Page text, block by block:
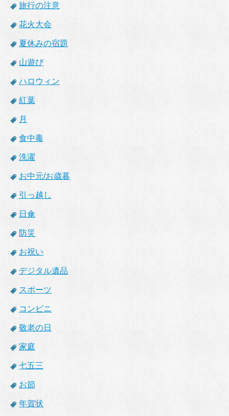
旅行の注意
花火大会
夏休みの宿題
山遊び
ハロウィン
紅葉
月
食中毒
洗濯
お中元/お歳暮
引っ越し
日傘
防災
お祝い
デジタル遺品
スポーツ
コンビニ
敬老の日
家庭
七五三
お節
年賀状